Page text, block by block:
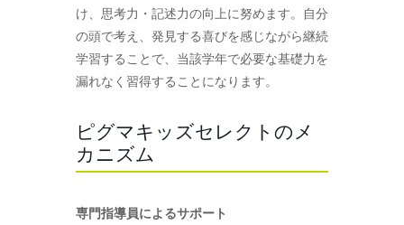
け、思考力・記述力の向上に努めます。自分
の頭で考え、発見する喜びを感じながら継続
学習することで、当該学年で必要な基礎力を
漏れなく習得することになります。
ピグマキッズセレクトのメ
カニズム
専門指導員によるサポート